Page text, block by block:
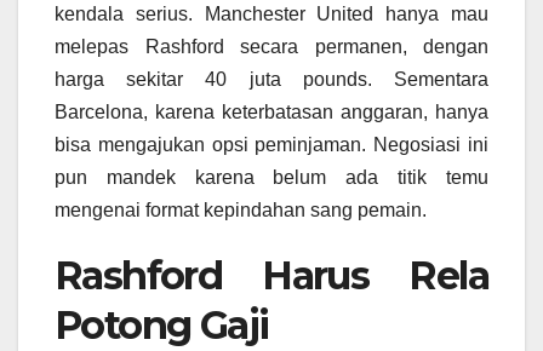
kendala serius. Manchester United hanya mau
melepas Rashford secara permanen, dengan
harga sekitar 40 juta pounds. Sementara
Barcelona, karena keterbatasan anggaran, hanya
bisa mengajukan opsi peminjaman. Negosiasi ini
pun mandek karena belum ada titik temu
mengenai format kepindahan sang pemain.
Rashford Harus Rela
Potong Gaji